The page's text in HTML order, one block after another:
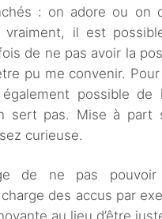
: on adore ou on
vraiment, il est
de ne pas avoir la
pu me convenir. Pour
possible de
sert pas. Mise à part
curieuse.
de ne pas pouvoir
des accus par
au lieu d’être